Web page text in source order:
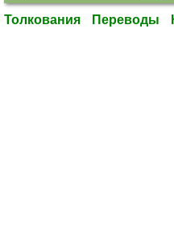
Толкования Переводы